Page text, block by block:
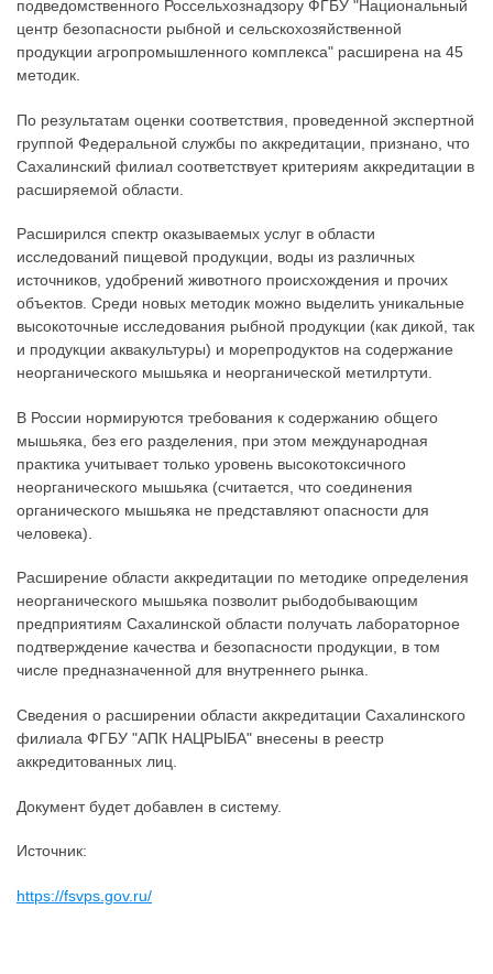
подведомственного Россельхознадзору ФГБУ "Национальный
центр безопасности рыбной и сельскохозяйственной
продукции агропромышленного комплекса" расширена на 45
методик.
По результатам оценки соответствия, проведенной экспертной
группой Федеральной службы по аккредитации, признано, что
Сахалинский филиал соответствует критериям аккредитации в
расширяемой области.
Расширился спектр оказываемых услуг в области
исследований пищевой продукции, воды из различных
источников, удобрений животного происхождения и прочих
объектов. Среди новых методик можно выделить уникальные
высокоточные исследования рыбной продукции (как дикой, так
и продукции аквакультуры) и морепродуктов на содержание
неорганического мышьяка и неорганической метилртути.
В России нормируются требования к содержанию общего
мышьяка, без его разделения, при этом международная
практика учитывает только уровень высокотоксичного
неорганического мышьяка (считается, что соединения
органического мышьяка не представляют опасности для
человека).
Расширение области аккредитации по методике определения
неорганического мышьяка позволит рыбодобывающим
предприятиям Сахалинской области получать лабораторное
подтверждение качества и безопасности продукции, в том
числе предназначенной для внутреннего рынка.
Сведения о расширении области аккредитации Сахалинского
филиала ФГБУ "АПК НАЦРЫБА" внесены в реестр
аккредитованных лиц.
Документ будет добавлен в систему.
Источник:
https://fsvps.gov.ru/